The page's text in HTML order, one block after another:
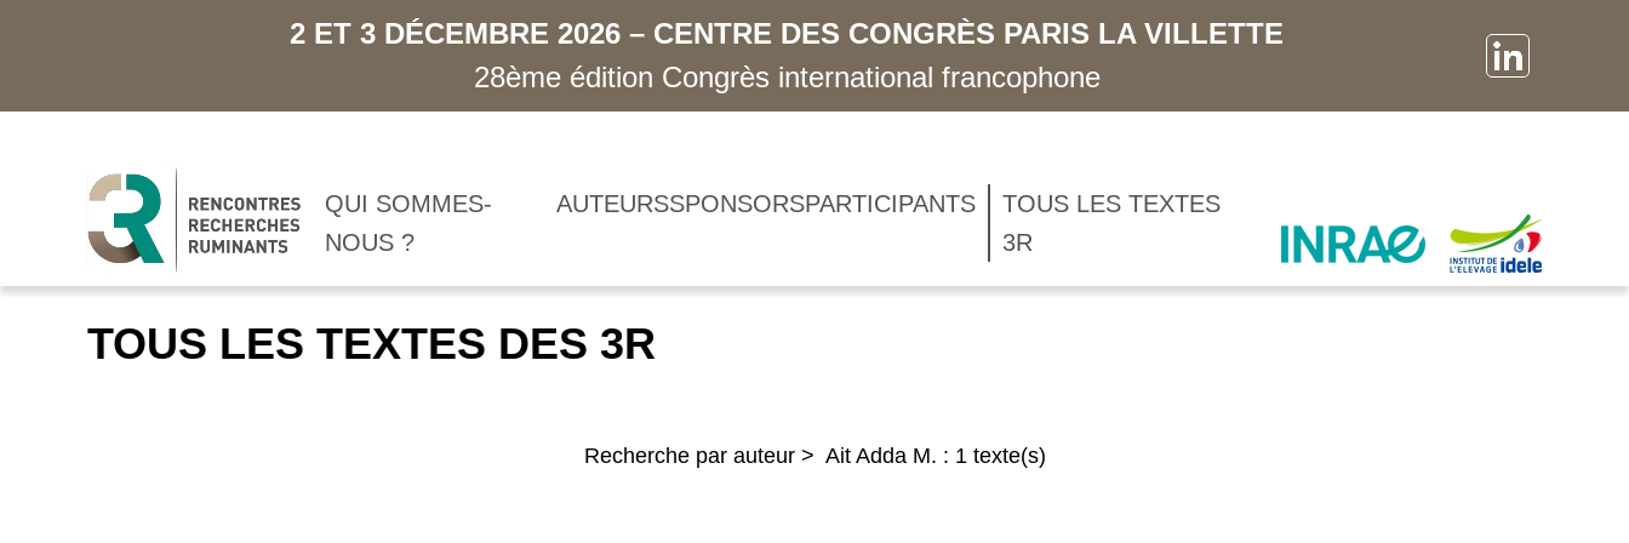
2 ET 3 DÉCEMBRE 2026 – CENTRE DES CONGRÈS PARIS LA VILLETTE
28ème édition Congrès international francophone
QUI SOMMES-
NOUS ?
AUTEURSSPONSORSPARTICIPANTS
TOUS LES TEXTES
3R
TOUS LES TEXTES DES 3R
Recherche par auteur > Ait Adda M. : 1 texte(s)